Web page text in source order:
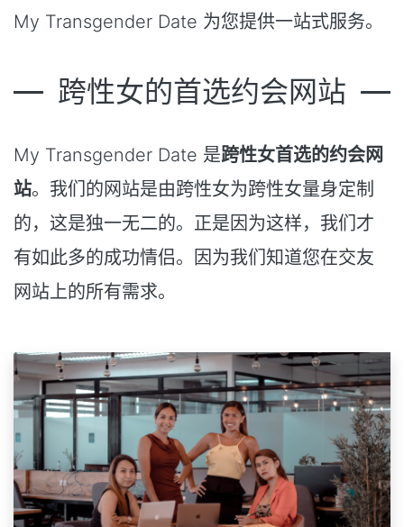
My Transgender Date 为您提供一站式服务。
跨性女的首选约会网站
My Transgender Date 是跨性女首选的约会网
站。我们的网站是由跨性女为跨性女量身定制
的，这是独一无二的。正是因为这样，我们才
有如此多的成功情侣。因为我们知道您在交友
网站上的所有需求。